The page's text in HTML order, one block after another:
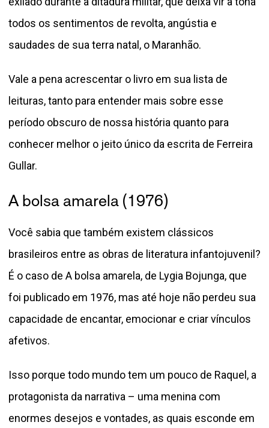
todos os sentimentos de revolta, angústia e
saudades de sua terra natal, o Maranhão.
Vale a pena acrescentar o livro em sua lista de
leituras, tanto para entender mais sobre esse
período obscuro de nossa história quanto para
conhecer melhor o jeito único da escrita de Ferreira
Gullar.
A bolsa amarela (1976)
Você sabia que também existem clássicos
brasileiros entre as obras de literatura infantojuvenil?
É o caso de A bolsa amarela, de Lygia Bojunga, que
foi publicado em 1976, mas até hoje não perdeu sua
capacidade de encantar, emocionar e criar vínculos
afetivos.
Isso porque todo mundo tem um pouco de Raquel, a
protagonista da narrativa – uma menina com
enormes desejos e vontades, as quais esconde em